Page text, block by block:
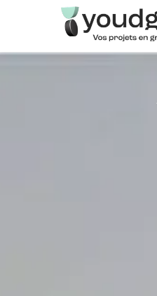
contenu